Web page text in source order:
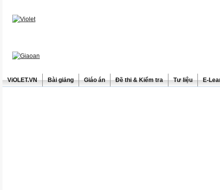
ViOLET.VN Bài giảng Giáo án Đề thi & Kiểm tra Tư liệu E-